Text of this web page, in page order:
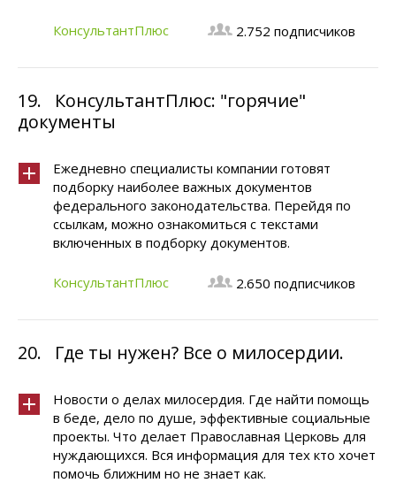
КонсультантПлюс 2.752 подписчиков
19.
КонсультантПлюс: "горячие"
документы
Ежедневно специалисты компании готовят
подборку наиболее важных документов
федерального законодательства. Перейдя по
ссылкам, можно ознакомиться с текстами
включенных в подборку документов.
КонсультантПлюс 2.650 подписчиков
20. Где ты нужен? Все о милосердии.
Новости о делах милосердия. Где найти помощь
в беде, дело по душе, эффективные социальные
проекты. Что делает Православная Церковь для
нуждающихся. Вся информация для тех кто хочет
помочь ближним но не знает как.